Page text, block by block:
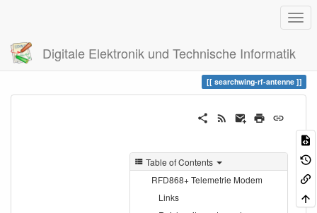
Digitale Elektronik und Technische Informatik
Trace searchwing-rf-antenne
searchwing-rf-antenne
Table of Contents
RFD868+ Telemetrie Modem
Links